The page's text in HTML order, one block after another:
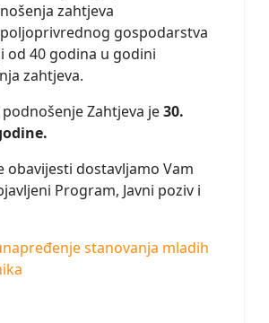
zahtjeva
gospodarstva
od 40 godina u godini
zahtjeva.
Zahtjeva je30.
obavijesti dostavljamo Vam
Program, Javni poziv i
stanovanja mladih